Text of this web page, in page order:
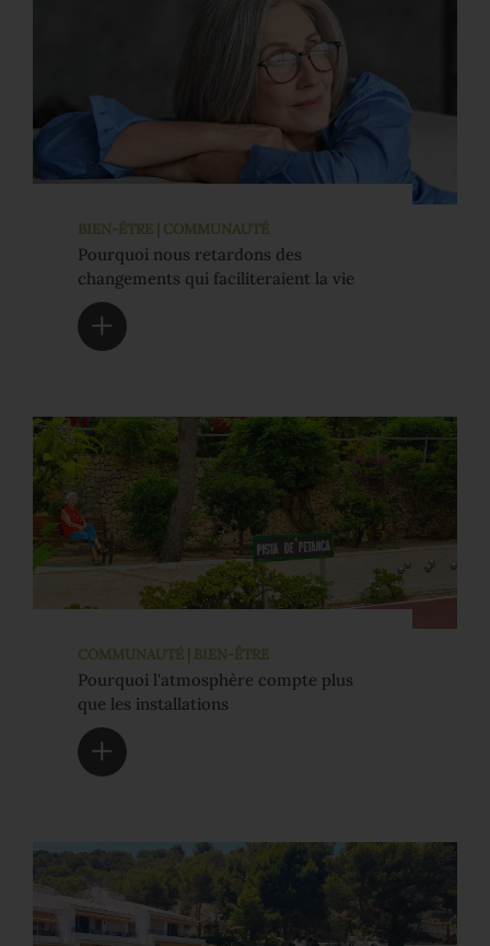
BIEN-ÊTRE | COMMUNAUTÉ
Pourquoi nous retardons des
changements qui faciliteraient la vie
COMMUNAUTÉ | BIEN-ÊTRE
Pourquoi l'atmosphère compte plus
que les installations